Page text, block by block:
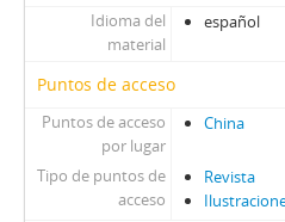
V - Vea
VC - Vía Chilena
Idioma del
material
español
Puntos de acceso
Puntos de acceso
por lugar
China
Tipo de puntos de
acceso
Revista